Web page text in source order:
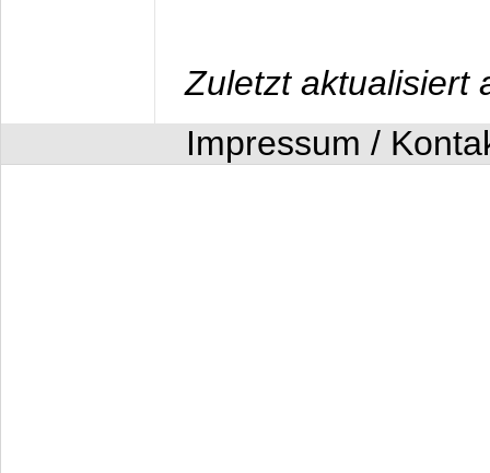
Zuletzt aktualisiert
Impressum /